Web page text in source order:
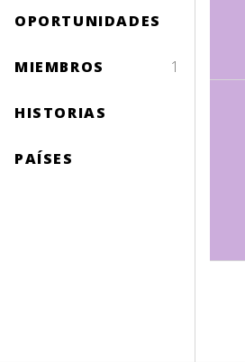
OPORTUNIDADES
MIEMBROS 1
HISTORIAS
PAÍSES